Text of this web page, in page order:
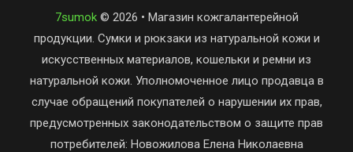
7sumok© 2026 • Магазин кожгалантерейной
продукции. Сумки и рюкзаки из натуральной кожи и
искусственных материалов, кошельки и ремни из
натуральной кожи. Уполномоченное лицо продавца в
случае обращений покупателей о нарушении их прав,
предусмотренных законодательством о защите прав
потребителей: Новожилова Елена Николаевна